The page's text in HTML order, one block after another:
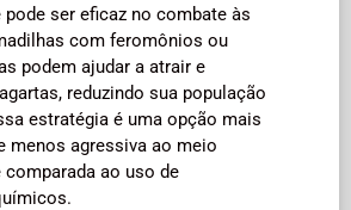
ser eficaz no combate às
com feromônios ou
podem ajudar a atrair e
reduzindo sua população
estratégia é uma opção mais
menos agressiva ao meio
comparada ao uso de